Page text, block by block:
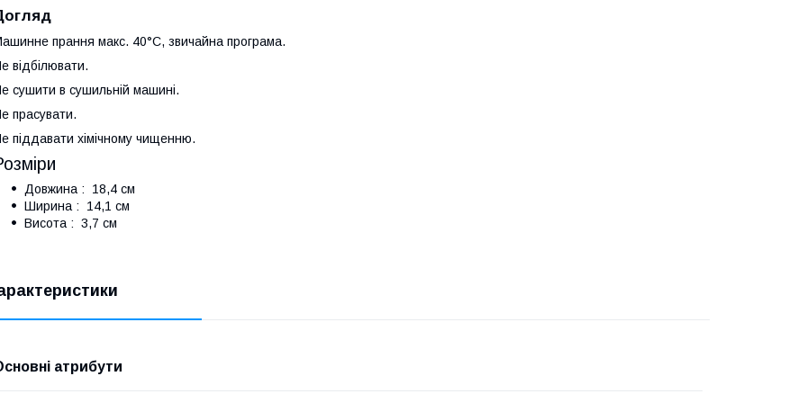
прання макс. 40°C, звичайна програма.
відбілювати.
сушити в сушильній машині.
прасувати.
піддавати хімічному чищенню.
Довжина : 18,4 см
Ширина : 14,1 см
Висота : 3,7 см
атрибути